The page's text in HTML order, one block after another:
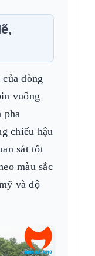
dòng
vuông
pha
chiếu hậu
sát tốt
màu sắc
và độ